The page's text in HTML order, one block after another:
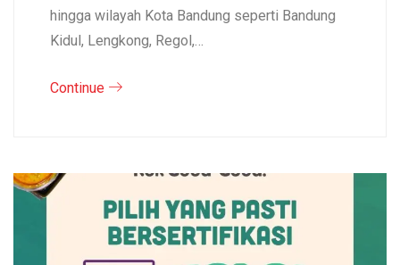
hingga wilayah Kota Bandung seperti Bandung
Kidul, Lengkong, Regol,…
Continue